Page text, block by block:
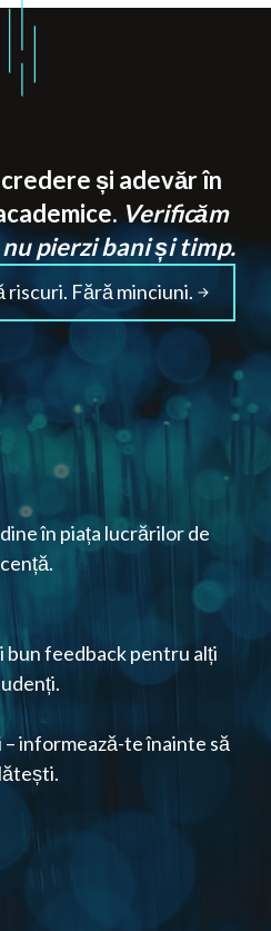
și adevăr în
Verificăm
pierzi bani și timp.
riscuri. Fără minciuni.
în piața lucrărilor de
bun feedback pentru alți
– informează-te înainte să